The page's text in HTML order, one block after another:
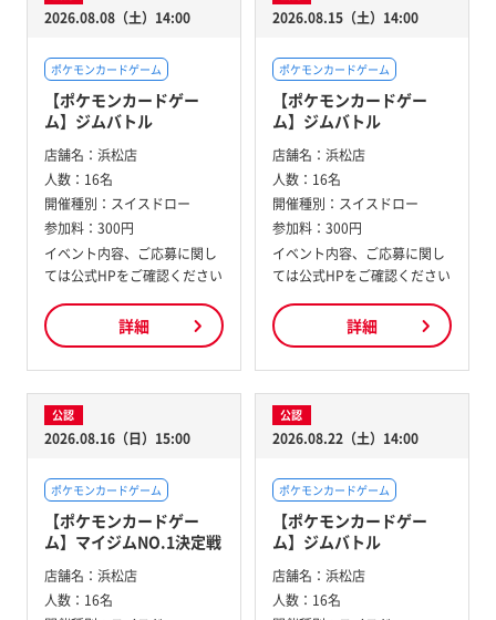
2026.08.08（土）14:00
ポケモンカードゲーム
【ポケモンカードゲー
ム】ジムバトル
店舗名： 浜松店
人数： 16名
開催種別： スイスドロー
参加料： 300円
イベント内容、ご応募に関し
ては公式HPをご確認ください
詳細
2026.08.15（土）14:00
ポケモンカードゲーム
【ポケモンカードゲー
ム】ジムバトル
店舗名： 浜松店
人数： 16名
開催種別： スイスドロー
参加料： 300円
イベント内容、ご応募に関し
ては公式HPをご確認ください
詳細
公認
2026.08.16（日）15:00
ポケモンカードゲーム
【ポケモンカードゲー
ム】マイジムNO.1決定戦
店舗名： 浜松店
人数： 16名
公認
2026.08.22（土）14:00
ポケモンカードゲーム
【ポケモンカードゲー
ム】ジムバトル
店舗名： 浜松店
人数： 16名